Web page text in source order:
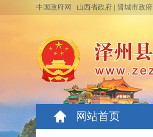
中国政府网 山西省政府 晋城市政府
网站首页